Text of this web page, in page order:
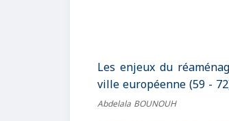
Les enjeux du
ville européenne (59 -
Abdelala BOUNOUH